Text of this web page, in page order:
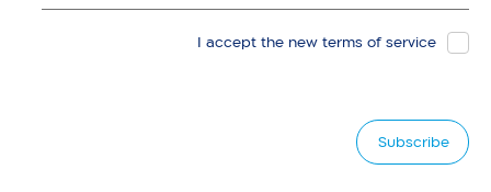
I accept the new terms of service